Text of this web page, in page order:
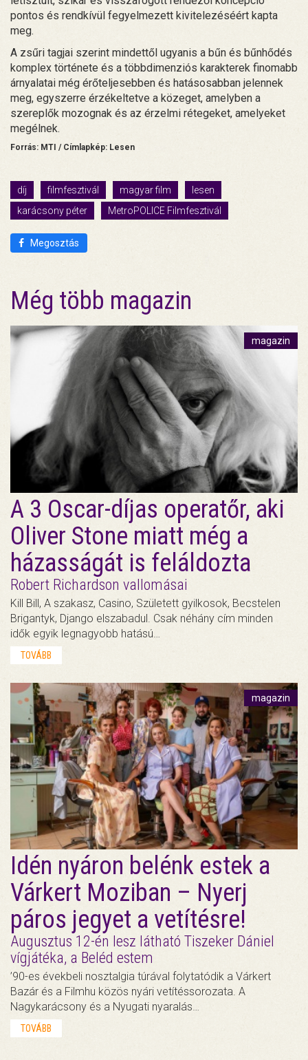
pontos és rendkívül fegyelmezett kivitelezéséért kapta
meg.
A zsűri tagjai szerint mindettől ugyanis a bűn és bűnhődés
komplex története és a többdimenziós karakterek finomabb
árnyalatai még érőteljesebben és hatásosabban jelennek
meg, egyszerre érzékeltetve a közeget, amelyben a
szereplők mozognak és az érzelmi rétegeket, amelyeket
megélnek.
Forrás: MTI / Címlapkép: Lesen
díj filmfesztivál magyar film
lesen
karácsony péter
MetroPOLICE Filmfesztivál
Megosztás
Még több magazin
magazin
A 3 Oscar-díjas operatőr, aki
Oliver Stone miatt még a
házasságát is feláldozta
Robert Richardson vallomásai
Kill Bill, A szakasz, Casino, Született gyilkosok, Becstelen
Brigantyk, Django elszabadul. Csak néhány cím minden
idők egyik legnagyobb hatású…
TOVÁBB
magazin
Idén nyáron belénk estek a
Várkert Moziban – Nyerj
páros jegyet a vetítésre!
Augusztus 12-én lesz látható Tiszeker Dániel
vígjátéka, a Beléd estem
’90-es évekbeli nosztalgia túrával folytatódik a Várkert
Bazár és a Filmhu közös nyári vetítéssorozata. A
Nagykarácsony és a Nyugati nyaralás…
TOVÁBB